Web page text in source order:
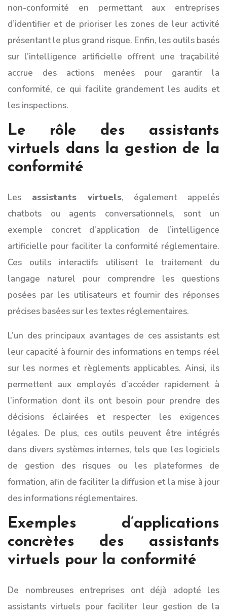
non-conformité en permettant aux entreprises
d’identifier et de prioriser les zones de leur activité
présentant le plus grand risque. Enfin, les outils basés
sur l’intelligence artificielle offrent une traçabilité
accrue des actions menées pour garantir la
conformité, ce qui facilite grandement les audits et
les inspections.
Le rôle des assistants
virtuels dans la gestion de la
conformité
Les assistants virtuels, également appelés
chatbots ou agents conversationnels, sont un
exemple concret d’application de l’intelligence
artificielle pour faciliter la conformité réglementaire.
Ces outils interactifs utilisent le traitement du
langage naturel pour comprendre les questions
posées par les utilisateurs et fournir des réponses
précises basées sur les textes réglementaires.
L’un des principaux avantages de ces assistants est
leur capacité à fournir des informations en temps réel
sur les normes et règlements applicables. Ainsi, ils
permettent aux employés d’accéder rapidement à
l’information dont ils ont besoin pour prendre des
décisions éclairées et respecter les exigences
légales. De plus, ces outils peuvent être intégrés
dans divers systèmes internes, tels que les logiciels
de gestion des risques ou les plateformes de
formation, afin de faciliter la diffusion et la mise à jour
des informations réglementaires.
Exemples d’applications
concrètes des assistants
virtuels pour la conformité
De nombreuses entreprises ont déjà adopté les
assistants virtuels pour faciliter leur gestion de la